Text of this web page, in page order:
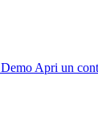
Demo Apri un